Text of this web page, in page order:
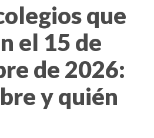
que
el 15 de
de 2026:
y quién